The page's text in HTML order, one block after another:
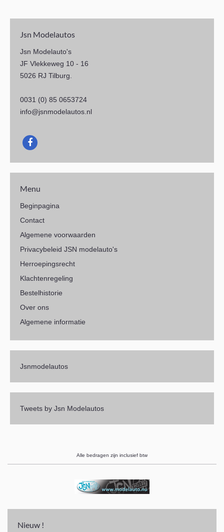
Jsn Modelautos
Jsn Modelauto's
JF Vlekkeweg 10 - 16
5026 RJ Tilburg.
0031 (0) 85 0653724
info@jsnmodelautos.nl
Menu
Beginpagina
Contact
Algemene voorwaarden
Privacybeleid JSN modelauto's
Herroepingsrecht
Klachtenregeling
Bestelhistorie
Over ons
Algemene informatie
Jsnmodelautos
Tweets by Jsn Modelautos
Alle bedragen zijn inclusief btw
Nieuw !